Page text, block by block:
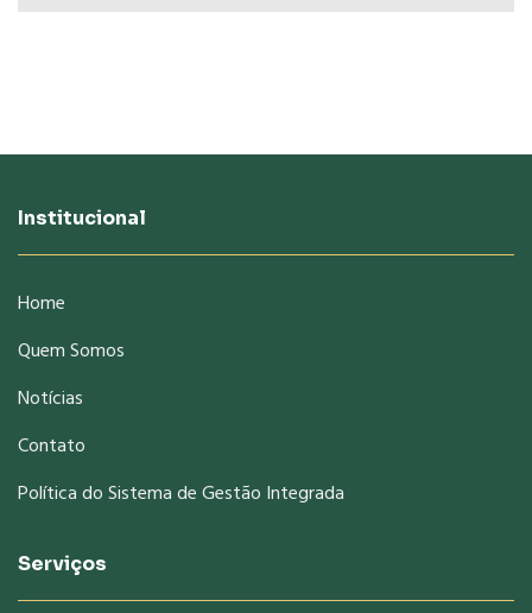
Institucional
Home
Quem Somos
Notícias
Contato
Política do Sistema de Gestão Integrada
Serviços